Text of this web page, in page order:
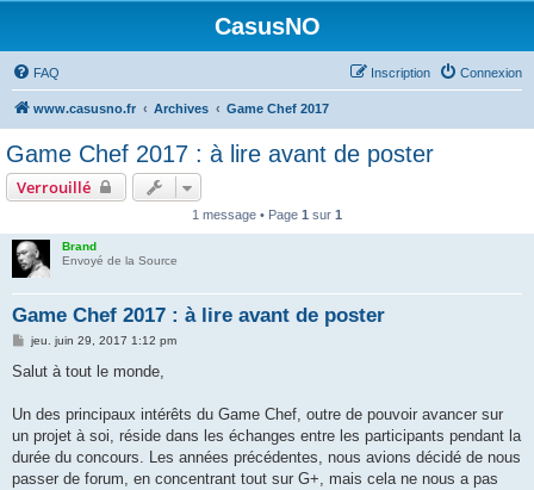
CasusNO
FAQ Connexion
Inscription
www.casusno.fr Archives Game Chef 2017
Game Chef 2017 : à lire avant de poster
Verrouillé
1 message • Page 1 sur 1
Brand
Envoyé de la Source
Game Chef 2017 : à lire avant de poster
M
s
g
jeu. juin 29, 2017 1:12 pm
Salut à tout le monde,
Un des principaux intérêts du Game Chef, outre de pouvoir avancer sur
un projet à soi, réside dans les échanges entre les participants pendant la
durée du concours. Les années précédentes, nous avions décidé de nous
passer de forum, en concentrant tout sur G+, mais cela ne nous a pas